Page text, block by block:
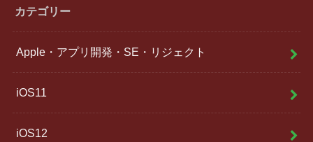
カテゴリー
Apple・アプリ開発・SE・リジェクト
iOS11
iOS12